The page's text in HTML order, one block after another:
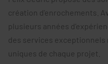
création d'enrochements.
plusieurs années
des services exceptionnels
uniques de chaque projet.